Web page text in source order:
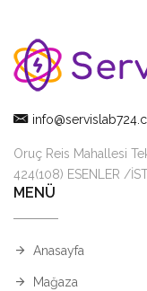
Oruç Reis Mahallesi
424(108) ESENLER /
MENÜ
Anasayfa
Mağaza